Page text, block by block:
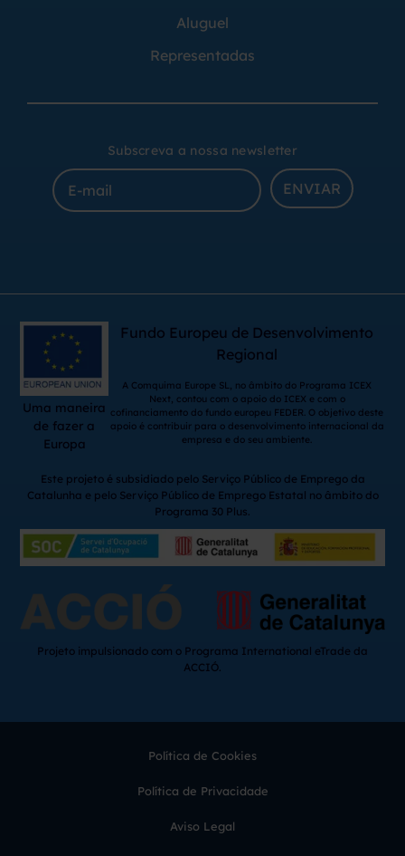
Aluguel
Representadas
Subscreva a nossa newsletter
ENVIAR
Uma maneira
de fazer a
Europa
Fundo Europeu de Desenvolvimento
Regional
A Comquima Europe SL, no âmbito do Programa ICEX
Next, contou com o apoio do ICEX e com o
cofinanciamento do fundo europeu FEDER. O objetivo deste
apoio é contribuir para o desenvolvimento internacional da
empresa e do seu ambiente.
Este projeto é subsidiado pelo Serviço Público de Emprego da
Catalunha e pelo Serviço Público de Emprego Estatal no âmbito do
Programa 30 Plus.
Projeto impulsionado com o Programa International eTrade da
ACCIÓ.
Política de Cookies
Política de Privacidade
Aviso Legal